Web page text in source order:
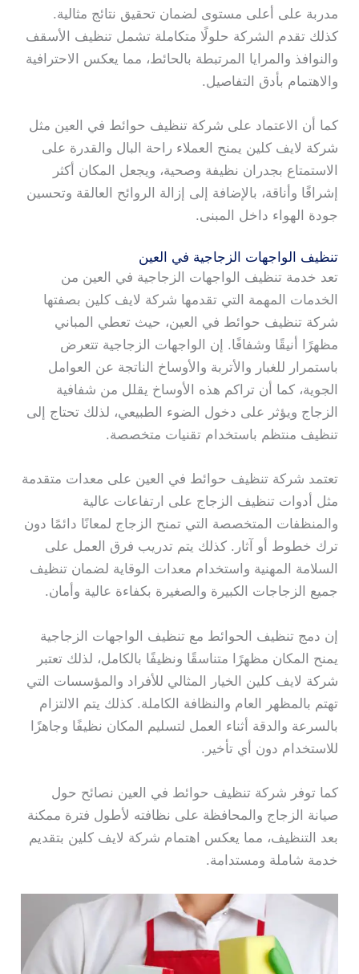
مدربة على أعلى مستوى لضمان تحقيق نتائج مثالية.
كذلك تقدم الشركة حلولًا متكاملة تشمل تنظيف الأسقف
والنوافذ والمرايا المرتبطة بالحائط، مما يعكس الاحترافية
والاهتمام بأدق التفاصيل.
كما أن الاعتماد على شركة تنظيف حوائط في العين مثل
شركة لايف كلين يمنح العملاء راحة البال والقدرة على
الاستمتاع بجدران نظيفة وصحية، ويجعل المكان أكثر
إشراقًا وأناقة، بالإضافة إلى إزالة الروائح العالقة وتحسين
جودة الهواء داخل المبنى.
تنظيف الواجهات الزجاجية في العين
تعد خدمة تنظيف الواجهات الزجاجية في العين من
الخدمات المهمة التي تقدمها شركة لايف كلين بصفتها
شركة تنظيف حوائط في العين، حيث تعطي المباني
مظهرًا أنيقًا وشفافًا. إن الواجهات الزجاجية تتعرض
باستمرار للغبار والأتربة والأوساخ الناتجة عن العوامل
الجوية، كما أن تراكم هذه الأوساخ يقلل من شفافية
الزجاج ويؤثر على دخول الضوء الطبيعي، لذلك تحتاج إلى
تنظيف منتظم باستخدام تقنيات متخصصة.
تعتمد شركة تنظيف حوائط في العين على معدات متقدمة
مثل أدوات تنظيف الزجاج على ارتفاعات عالية
والمنظفات المتخصصة التي تمنح الزجاج لمعانًا دائمًا دون
ترك خطوط أو آثار. كذلك يتم تدريب فرق العمل على
السلامة المهنية واستخدام معدات الوقاية لضمان تنظيف
جميع الزجاجات الكبيرة والصغيرة بكفاءة عالية وأمان.
إن دمج تنظيف الحوائط مع تنظيف الواجهات الزجاجية
يمنح المكان مظهرًا متناسقًا ونظيفًا بالكامل، لذلك تعتبر
شركة لايف كلين الخيار المثالي للأفراد والمؤسسات التي
تهتم بالمظهر العام والنظافة الكاملة. كذلك يتم الالتزام
بالسرعة والدقة أثناء العمل لتسليم المكان نظيفًا وجاهزًا
للاستخدام دون أي تأخير.
كما توفر شركة تنظيف حوائط في العين نصائح حول
صيانة الزجاج والمحافظة على نظافته لأطول فترة ممكنة
بعد التنظيف، مما يعكس اهتمام شركة لايف كلين بتقديم
خدمة شاملة ومستدامة.